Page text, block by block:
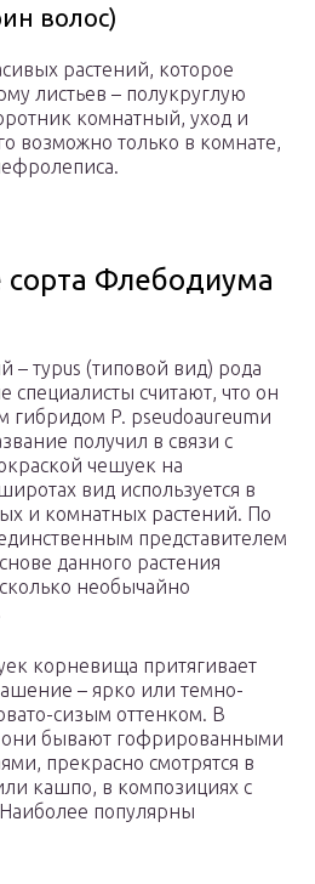
волос)
растений, которое
листьев – полукруглую
комнатный, уход и
возможно только в комнате,
Флебодиума
– тypus (типовой вид) рода
специалисты считают, что он
гибридом P. pseudoaureumи
получил в связи с
чешуек на
вид используется в
и комнатных растений. По
представителем
данного растения
необычайно
корневища притягивает
– ярко или темно-
сизым оттенком. В
они бывают гофрированными
прекрасно смотрятся в
кашпо, в композициях с
популярны